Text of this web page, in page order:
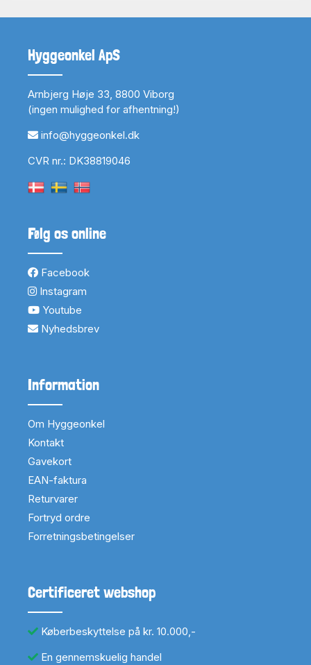
Hyggeonkel ApS
Arnbjerg Høje 33, 8800 Viborg
(ingen mulighed for afhentning!)
info@hyggeonkel.dk
CVR nr.: DK38819046
Følg os online
Facebook
Instagram
Youtube
Nyhedsbrev
Information
Om Hyggeonkel
Kontakt
Gavekort
EAN-faktura
Returvarer
Fortryd ordre
Forretningsbetingelser
Certificeret webshop
Køberbeskyttelse på kr. 10.000,-
En gennemskuelig handel